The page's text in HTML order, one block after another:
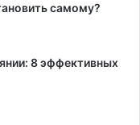
самому?
8 эффективных